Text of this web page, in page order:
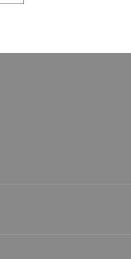
Traffic